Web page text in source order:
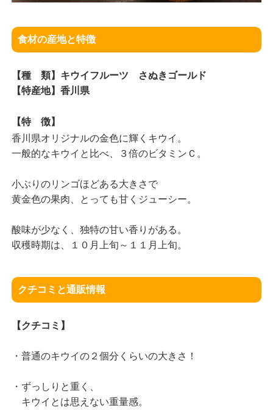
食材の産地と特徴
【種 類】キウイフルーツ さぬきゴールド
【特産地】香川県
【特 徴】
香川県オリジナルの金色に輝くキウイ。
一般的なキウイと比べ、３倍のビタミンＣ。
小ぶりのリンゴほどある大きさで
黄金色の果肉、とっても甘くジューシー。
酸味が少なく、独特の甘い香りがある。
収穫時期は、１０月上旬～１１月上旬。
クチコミと通販情報
【クチコミ】
・普通のキウイの２個分くらいの大きさ！
・ずっしりと重く、
キウイとは思えない重量感。